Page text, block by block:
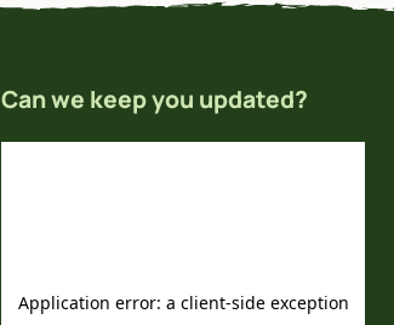
Can we keep you updated?